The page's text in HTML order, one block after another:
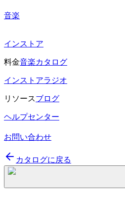
音楽
インストア
料金音楽カタログ
インストアラジオ
リソースブログ
ヘルプセンター
お問い合わせ
カタログに戻る